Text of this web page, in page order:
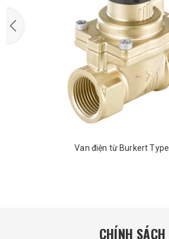
Van điện từ Burkert
CHÍNH SÁCH